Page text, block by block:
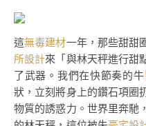
這無毒建材一年，那些甜甜
所設計來「與林天秤進行甜
了武器。我們在快節奏的牛
狀，立刻將身上的鑽石項圈
物質的誘惑力。世界里奔馳